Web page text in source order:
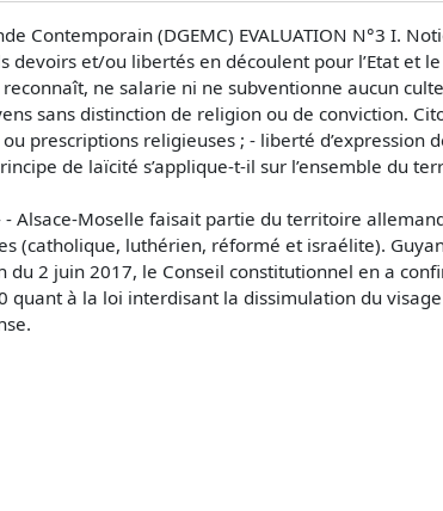
Contemporain (DGEMC) EVALUATION N°3 I.
devoirs et/ou libertés en découlent pour l’Etat et
ne salarie ni ne subventionne aucun
sans distinction de religion ou de conviction.
prescriptions religieuses ; - liberté d’expression
de laïcité s’applique-t-il sur l’ensemble du
Alsace-Moselle faisait partie du territoire
(catholique, luthérien, réformé et israélite).
2 juin 2017, le Conseil constitutionnel en a
à la loi interdisant la dissimulation du